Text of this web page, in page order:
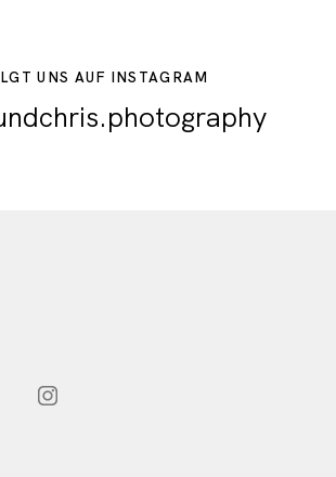
UNS AUF INSTAGRAM